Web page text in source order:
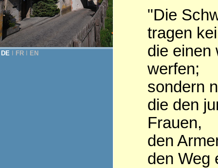
DE FR EN
"Die
tragen
die einen
werfen;
sondern
die den
Frauen,
den
den Weg